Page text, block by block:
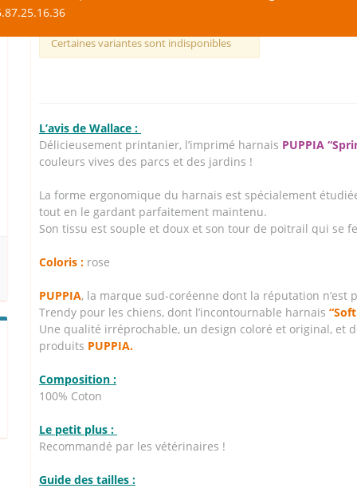
Harnais pour Chien
Certaines variantes sont indisponibles
L’avis de Wallace :
Délicieusement printanier, l’imprimé harnais PUPPIA
couleurs vives des parcs et des jardins !
La forme ergonomique du harnais est spécialement
tout en le gardant parfaitement maintenu.
Son tissu est souple et doux et son tour de poitrail qui se
Coloris : rose
PUPPIA, la marque sud-coréenne dont la réputation n’est
Trendy pour les chiens, dont l’incontournable harnais
Une qualité irréprochable, un design coloré et original, et
produits PUPPIA.
Composition :
100% Coton
Le petit plus :
Recommandé par les vétérinaires !
Guide des tailles :